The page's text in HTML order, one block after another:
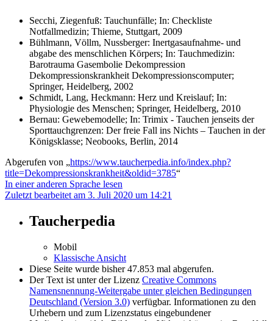
Secchi, Ziegenfuß: Tauchunfälle; In: Checkliste
Notfallmedizin; Thieme, Stuttgart, 2009
Bühlmann, Völlm, Nussberger: Inertgasaufnahme- und
abgabe des menschlichen Körpers; In: Tauchmedizin:
Barotrauma Gasembolie Dekompression
Dekompressionskrankheit Dekompressionscomputer;
Springer, Heidelberg, 2002
Schmidt, Lang, Heckmann: Herz und Kreislauf; In:
Physiologie des Menschen; Springer, Heidelberg, 2010
Bernau: Gewebemodelle; In: Trimix - Tauchen jenseits der
Sporttauchgrenzen: Der freie Fall ins Nichts – Tauchen in der
Königsklasse; Neobooks, Berlin, 2014
Abgerufen von „https://www.taucherpedia.info/index.php?
title=Dekompressionskrankheit&oldid=3785“
In einer anderen Sprache lesen
Zuletzt bearbeitet am 3. Juli 2020 um 14:21
Taucherpedia
Mobil
Klassische Ansicht
Diese Seite wurde bisher 47.853 mal abgerufen.
Der Text ist unter der Lizenz Creative Commons
Namensnennung-Weitergabe unter gleichen Bedingungen
Deutschland (Version 3.0) verfügbar. Informationen zu den
Urhebern und zum Lizenzstatus eingebundener